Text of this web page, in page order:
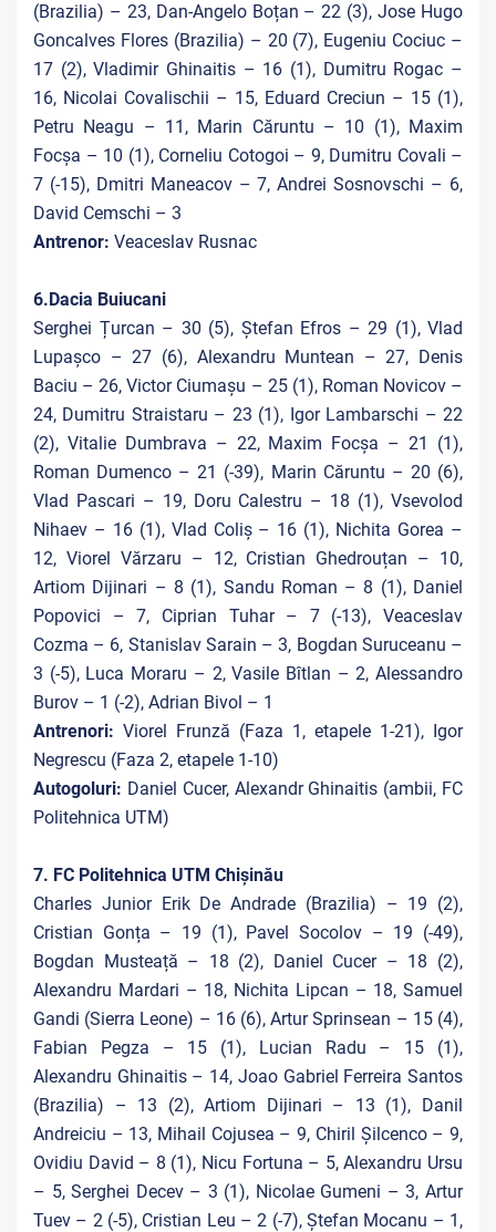
(Brazilia) – 23, Dan-Angelo Boțan – 22 (3), Jose Hugo
Goncalves Flores (Brazilia) – 20 (7), Eugeniu Cociuc –
17 (2), Vladimir Ghinaitis – 16 (1), Dumitru Rogac –
16, Nicolai Covalischii – 15, Eduard Creciun – 15 (1),
Petru Neagu – 11, Marin Căruntu – 10 (1), Maxim
Focșa – 10 (1), Corneliu Cotogoi – 9, Dumitru Covali –
7 (-15), Dmitri Maneacov – 7, Andrei Sosnovschi – 6,
David Cemschi – 3
Antrenor: Veaceslav Rusnac
6.Dacia Buiucani
Serghei Țurcan – 30 (5), Ștefan Efros – 29 (1), Vlad
Lupașco – 27 (6), Alexandru Muntean – 27, Denis
Baciu – 26, Victor Ciumașu – 25 (1), Roman Novicov –
24, Dumitru Straistaru – 23 (1), Igor Lambarschi – 22
(2), Vitalie Dumbrava – 22, Maxim Focșa – 21 (1),
Roman Dumenco – 21 (-39), Marin Căruntu – 20 (6),
Vlad Pascari – 19, Doru Calestru – 18 (1), Vsevolod
Nihaev – 16 (1), Vlad Coliș – 16 (1), Nichita Gorea –
12, Viorel Vărzaru – 12, Cristian Ghedrouțan – 10,
Artiom Dijinari – 8 (1), Sandu Roman – 8 (1), Daniel
Popovici – 7, Ciprian Tuhar – 7 (-13), Veaceslav
Cozma – 6, Stanislav Sarain – 3, Bogdan Suruceanu –
3 (-5), Luca Moraru – 2, Vasile Bîtlan – 2, Alessandro
Burov – 1 (-2), Adrian Bivol – 1
Antrenori: Viorel Frunză (Faza 1, etapele 1-21), Igor
Negrescu (Faza 2, etapele 1-10)
Autogoluri: Daniel Cucer, Alexandr Ghinaitis (ambii, FC
Politehnica UTM)
7. FC Politehnica UTM Chișinău
Charles Junior Erik De Andrade (Brazilia) – 19 (2),
Cristian Gonța – 19 (1), Pavel Socolov – 19 (-49),
Bogdan Musteață – 18 (2), Daniel Cucer – 18 (2),
Alexandru Mardari – 18, Nichita Lipcan – 18, Samuel
Gandi (Sierra Leone) – 16 (6), Artur Sprinsean – 15 (4),
Fabian Pegza – 15 (1), Lucian Radu – 15 (1),
Alexandru Ghinaitis – 14, Joao Gabriel Ferreira Santos
(Brazilia) – 13 (2), Artiom Dijinari – 13 (1), Danil
Andreiciu – 13, Mihail Cojusea – 9, Chiril Șilcenco – 9,
Ovidiu David – 8 (1), Nicu Fortuna – 5, Alexandru Ursu
– 5, Serghei Decev – 3 (1), Nicolae Gumeni – 3, Artur
Tuev – 2 (-5), Cristian Leu – 2 (-7), Ștefan Mocanu – 1,